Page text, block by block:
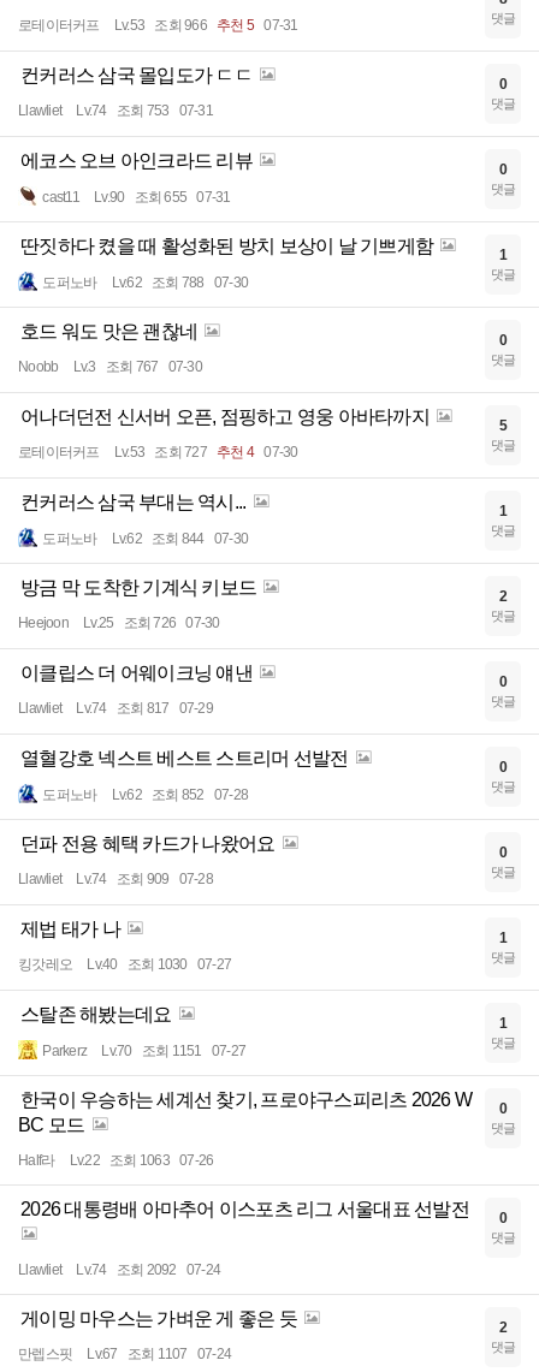
로테이터커프 Lv.53 조회 966 추천 5 07-31 댓글
컨커러스 삼국 몰입도가 ㄷㄷ
Llawliet Lv.74 조회 753 07-31
0
댓글
에코스 오브 아인크라드 리뷰
cast11 Lv.90 조회 655 07-31
0
댓글
딴짓하다 켰을 때 활성화된 방치 보상이 날 기쁘게함
도퍼노바 Lv.62 조회 788 07-30
1
댓글
호드 워도 맛은 괜찮네
Noobb Lv.3 조회 767 07-30
0
댓글
어나더던전 신서버 오픈, 점핑하고 영웅 아바타까지
로테이터커프 Lv.53 조회 727 추천 4 07-30
5
댓글
컨커러스 삼국 부대는 역시...
도퍼노바 Lv.62 조회 844 07-30
1
댓글
방금 막 도착한 기계식 키보드
Heejoon Lv.25 조회 726 07-30
2
댓글
이클립스 더 어웨이크닝 얘낸
Llawliet Lv.74 조회 817 07-29
0
댓글
열혈강호 넥스트 베스트 스트리머 선발전
도퍼노바 Lv.62 조회 852 07-28
0
댓글
던파 전용 혜택 카드가 나왔어요
Llawliet Lv.74 조회 909 07-28
0
댓글
제법 태가 나
킹갓레오 Lv.40 조회 1030 07-27
1
댓글
스탈존 해봤는데요
Parkerz Lv.70 조회 1151 07-27
1
댓글
한국이 우승하는 세계선 찾기, 프로야구스피리츠 2026 W
BC 모드
Half라 Lv.22 조회 1063 07-26
0
댓글
2026 대통령배 아마추어 이스포츠 리그 서울대표 선발전
Llawliet Lv.74 조회 2092 07-24
0
댓글
게이밍 마우스는 가벼운 게 좋은 듯
만렙스핏 Lv.67 조회 1107 07-24
2
댓글